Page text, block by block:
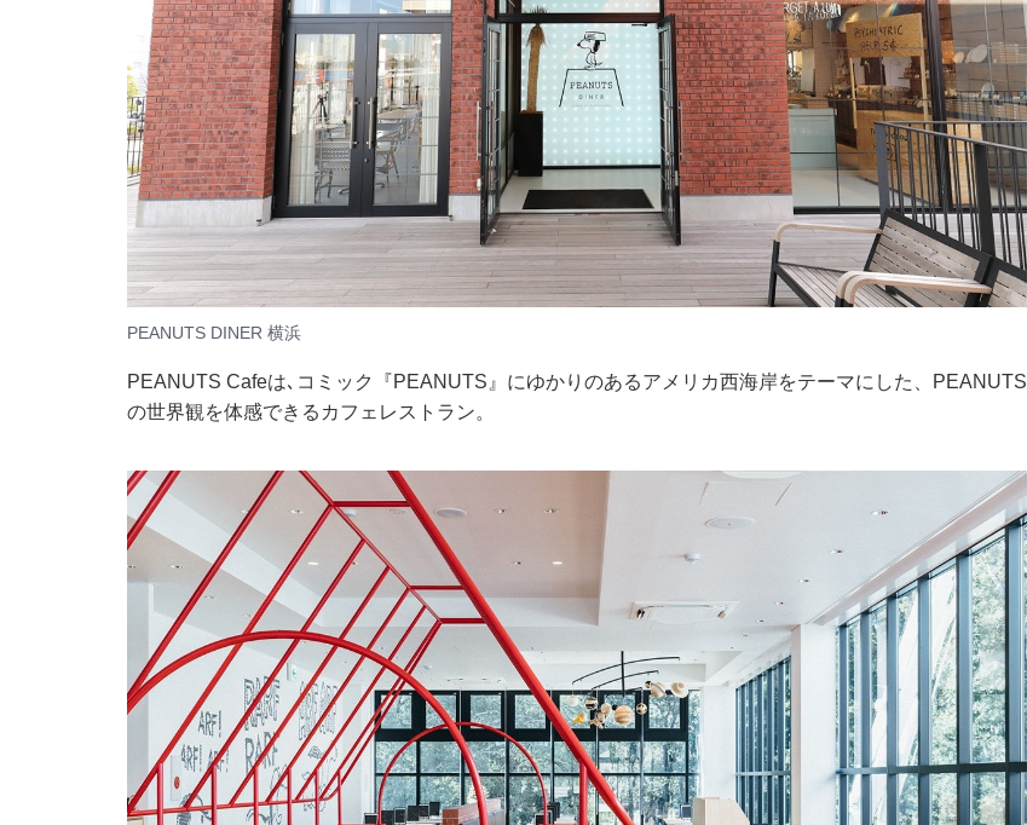
PEANUTS DINER 横浜
PEANUTS Cafeは､コミック『PEANUTS』にゆかりのあるアメリカ西海岸をテーマにした、PEANUTS
の世界観を体感できるカフェレストラン。